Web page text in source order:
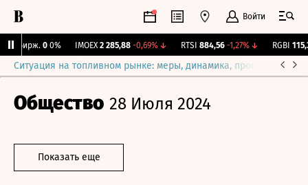
Войти
Бирж. 0 0% IMOEX 2 285,88 -0,69%↓ RTSI 884,56 -1,27%↓ RGBI 115,39
Ситуация на топливном рынке: меры, динамика, прогнозы
Общество 28 Июля 2024
Показать еще